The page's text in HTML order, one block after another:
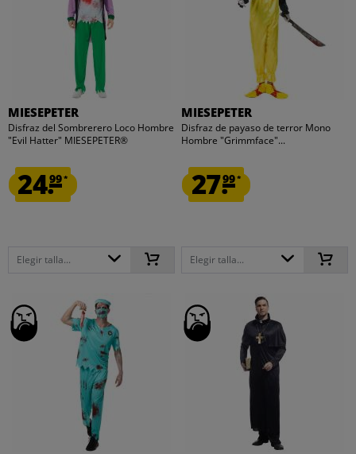
MIESEPETER
Disfraz del Sombrerero Loco Hombre
"Evil Hatter" MIESEPETER®
24.99*
Elegir talla...
MIESEPETER
Disfraz de payaso de terror Mono
Hombre "Grimmface"...
27.99*
Elegir talla...